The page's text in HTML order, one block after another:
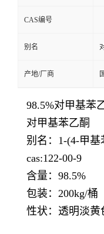
CAS编号
别名
产地/厂商
98.5%对甲基苯
对甲基苯乙酮
别名：1-(4-甲
cas:122-00-9
含量：98.5%
包装：200kg/桶
性状：透明淡黄